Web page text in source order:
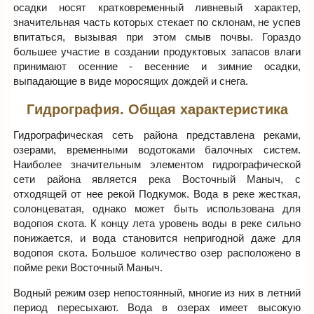
осадки носят кратковременный ливневый характер,
значительная часть которых стекает по склонам, не успев
впитаться, вызывая при этом смыв почвы. Гораздо
большее участие в создании продуктовых запасов влаги
принимают осенние - весенние и зимние осадки,
выпадающие в виде моросящих дождей и снега.
Гидрография. Общая характеристика
Гидрографическая сеть района представлена реками,
озерами, временными водотоками балочных систем.
Наиболее значительным элементом гидрографической
сети района является река Восточный Маныч, с
отходящей от нее рекой Подкумок. Вода в реке жесткая,
солонцеватая, однако может быть использована для
водопоя скота. К концу лета уровень воды в реке сильно
понижается, и вода становится непригодной даже для
водопоя скота. Большое количество озер расположено в
пойме реки Восточный Маныч.
Водный режим озер непостоянный, многие из них в летний
период пересыхают. Вода в озерах имеет высокую